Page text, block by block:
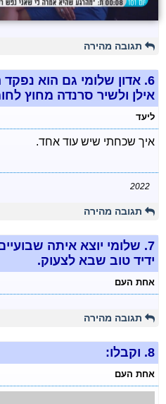
תגובה מהירה
6. אדון שלומי גם הוא נפקד
אילן ולשיר סרנדה מחוץ
ליעד
איך שכחתי שיש עוד אחד.
2022
תגובה מהירה
7. שלומי יוצא איתה
ידיד טוב שבא לצעוק.
אחת העם
תגובה מהירה
8. וקבלו:
אחת העם